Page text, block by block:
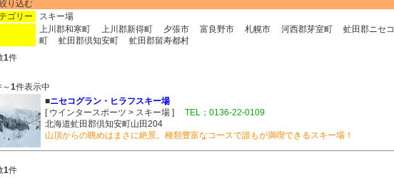
り込む
ゴリー
スキー場
上川郡和寒町 上川郡新得町 夕張市 富良野市 札幌市 河西郡芽室町
虻田郡ニセコ
町
虻田郡倶知安町
虻田郡留寿都村
1件
1件表示中
■ニセコグラン・ヒラフスキー場
[ ウインタースポーツ > スキー場 ] TEL；0136-22-0109
北海道虻田郡倶知安町山田204
山頂からの眺めはまさに絶景。種類豊富なコースで誰もが満喫できるスキー場！
1件